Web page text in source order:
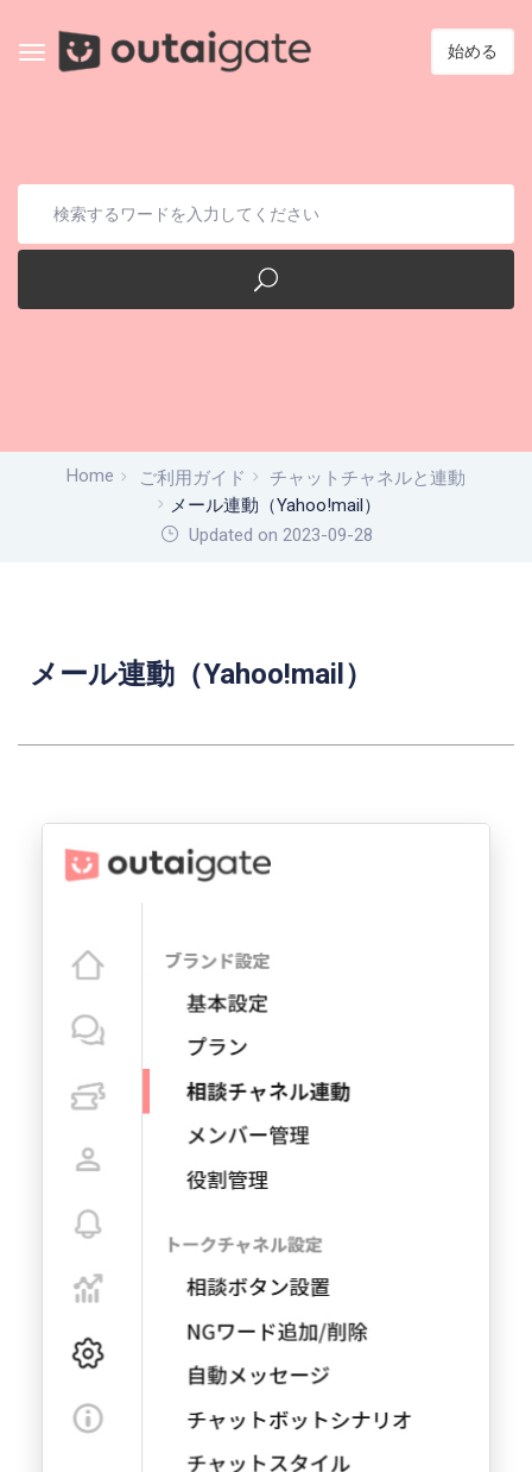
始める
Home ご利用ガイド
チャットチャネルと連動
メール連動（Yahoo!mail）
Updated on 2023-09-28
メール連動（Yahoo!mail）